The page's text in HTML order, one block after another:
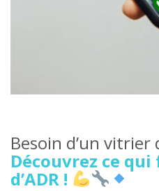
Besoin d’un vitrier
Découvrez ce
d’ADR !